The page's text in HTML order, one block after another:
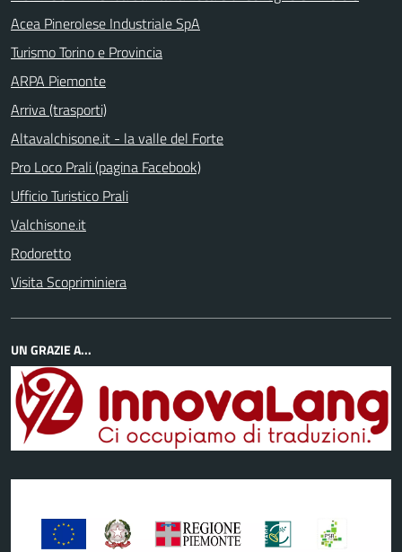
Acea Pinerolese Industriale SpA
Turismo Torino e Provincia
ARPA Piemonte
Arriva (trasporti)
Altavalchisone.it - la valle del Forte
Pro Loco Prali (pagina Facebook)
Ufficio Turistico Prali
Valchisone.it
Rodoretto
Visita Scopriminiera
UN GRAZIE A...